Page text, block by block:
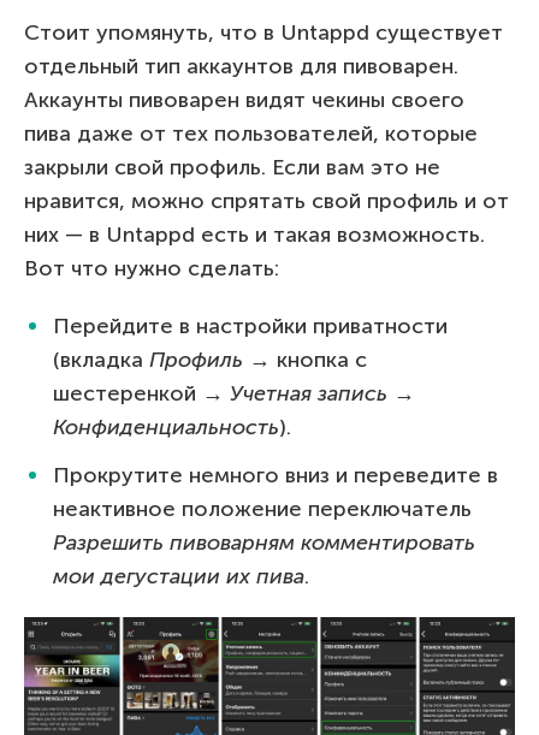
Стоит упомянуть, что в Untappd существует
отдельный тип аккаунтов для пивоварен.
Аккаунты пивоварен видят чекины своего
пива даже от тех пользователей, которые
закрыли свой профиль. Если вам это не
нравится, можно спрятать свой профиль и от
них — в Untappd есть и такая возможность.
Вот что нужно сделать:
Перейдите в настройки приватности
(вкладка Профиль → кнопка с
шестеренкой → Учетная запись →
Конфиденциальность).
Прокрутите немного вниз и переведите в
неактивное положение переключатель
Разрешить пивоварням комментировать
мои дегустации их пива.